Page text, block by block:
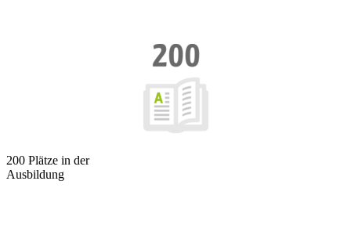
200 Plätze in der
Ausbildung